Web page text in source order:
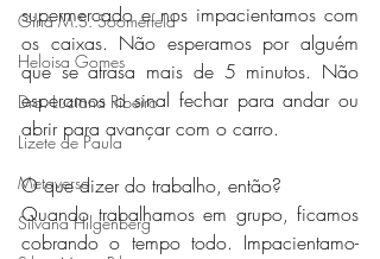
Gina M.S. Soomerfeld
Heloisa Gomes
Dra. Luciana Ribeiro
Lizete de Paula
Metaverso
Silvana Hilgenberg
supermercado e nos impacientamos com
os caixas. Não esperamos por alguém
que se atrasa mais de 5 minutos. Não
esperamos o sinal fechar para andar ou
abrir para avançar com o carro.
O que dizer do trabalho, então?
Quando trabalhamos em grupo, ficamos
cobrando o tempo todo. Impacientamo-